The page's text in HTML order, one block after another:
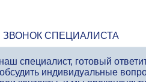
СПЕЦИАЛИСТА
специалист, готовый
индивидуальные